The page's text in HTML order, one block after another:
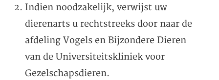
Indien noodzakelijk, verwijst uw
dierenarts u rechtstreeks door naar de
afdeling Vogels en Bijzondere Dieren
van de Universiteitskliniek voor
Gezelschapsdieren.